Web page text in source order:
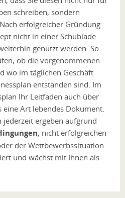
schreiben, sondern
erfolgreicher Gründung
nicht in einer Schublade
genutzt werden. So
ob die vorgenommenen
wo im täglichen Geschäft
entstanden sind. Im
Ihr Leitfaden auch über
Art lebendes Dokument.
ergeben aufgrund
, nicht erfolgreichen
der Wettbewerbssituation.
und wächst mit Ihnen als